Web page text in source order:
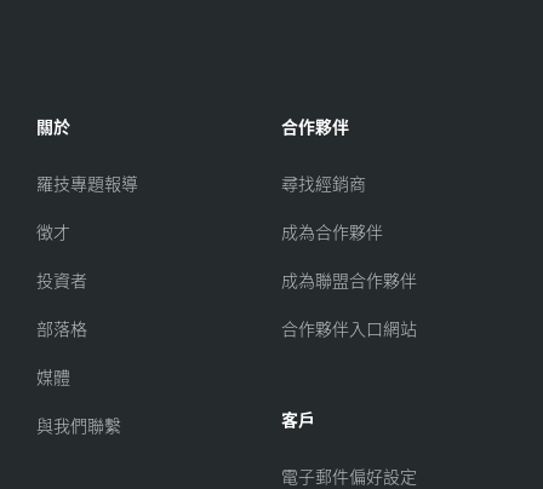
關於
羅技專題報導
徵才
投資者
部落格
媒體
與我們聯繫
合作夥伴
尋找經銷商
成為合作夥伴
成為聯盟合作夥伴
合作夥伴入口網站
客戶
電子郵件偏好設定